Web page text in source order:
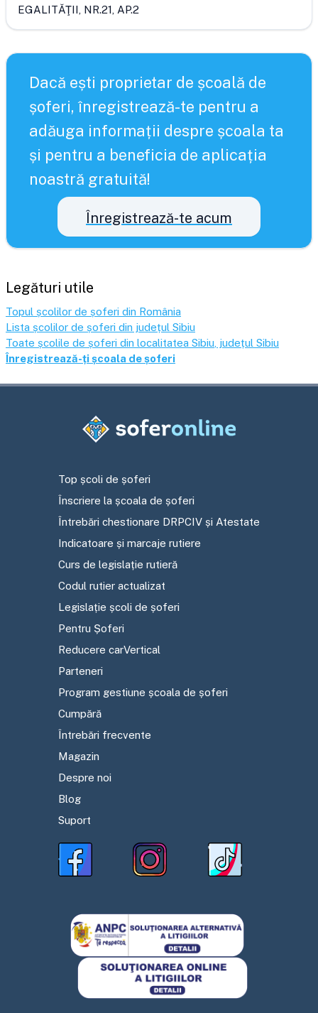
EGALITĂŢII, NR.21, AP.2
Dacă ești proprietar de școală de
șoferi, înregistrează-te pentru a
adăuga informații despre școala ta
și pentru a beneficia de aplicația
noastră gratuită!
Înregistrează-te acum
Legături utile
Topul școlilor de șoferi din România
Lista școlilor de șoferi din județul Sibiu
Toate școlile de șoferi din localitatea Sibiu , județul Sibiu
Înregistrează-ți școala de șoferi
Top școli de șoferi
Înscriere la școala de șoferi
Întrebări chestionare DRPCIV și Atestate
Indicatoare și marcaje rutiere
Curs de legislație rutieră
Codul rutier actualizat
Legislație școli de șoferi
Pentru Șoferi
Reducere carVertical
Parteneri
Program gestiune școala de șoferi
Cumpără
Întrebări frecvente
Magazin
Despre noi
Blog
Suport